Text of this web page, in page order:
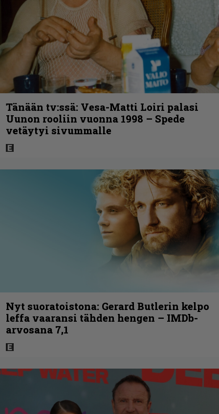
Tänään tv:ssä: Vesa-Matti Loiri palasi
Uunon rooliin vuonna 1998 – Spede
vetäytyi sivummalle
Nyt suoratoistona: Gerard Butlerin kelpo
leffa vaaransi tähden hengen – IMDb-
arvosana 7,1